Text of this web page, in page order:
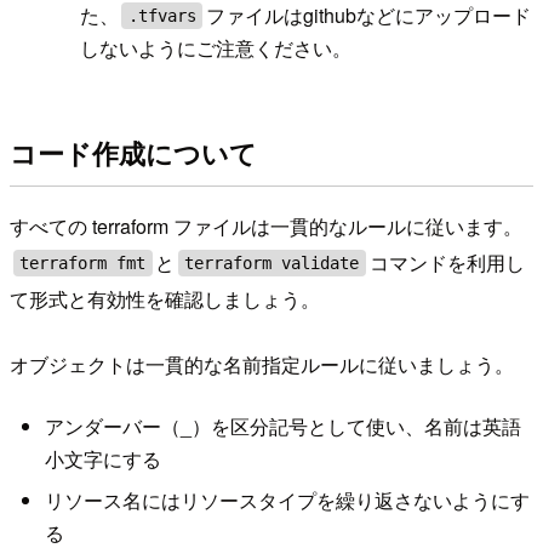
た、
.tfvars
ファイルはgithubなどにアップロード
しないようにご注意ください。
コード作成について
すべての terraform ファイルは一貫的なルールに従います。
terraform fmt と terraform validate
コマンドを利用し
て形式と有効性を確認しましょう。
オブジェクトは一貫的な名前指定ルールに従いましょう。
アンダーバー（_）を区分記号として使い、名前は英語
小文字にする
リソース名にはリソースタイプを繰り返さないようにす
る